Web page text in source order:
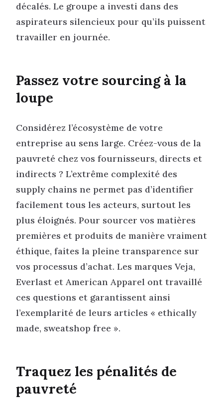
décalés. Le groupe a investi dans des
aspirateurs silencieux pour qu’ils puissent
travailler en journée.
Passez votre sourcing à la
loupe
Considérez l’écosystème de votre
entreprise au sens large. Créez-vous de la
pauvreté chez vos fournisseurs, directs et
indirects ? L’extrême complexité des
supply chains ne permet pas d’identifier
facilement tous les acteurs, surtout les
plus éloignés. Pour sourcer vos matières
premières et produits de manière vraiment
éthique, faites la pleine transparence sur
vos processus d’achat. Les marques Veja,
Everlast et American Apparel ont travaillé
ces questions et garantissent ainsi
l’exemplarité de leurs articles « ethically
made, sweatshop free ».
Traquez les pénalités de
pauvreté